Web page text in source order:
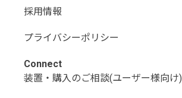
採用情報
プライバシーポリシー
Connect
装置・購入のご相談(ユーザー様向け)